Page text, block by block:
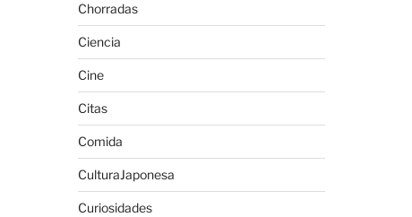
Chorradas
Ciencia
Cine
Citas
Comida
CulturaJaponesa
Curiosidades